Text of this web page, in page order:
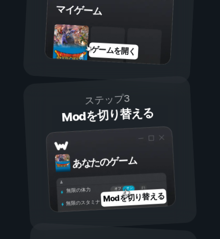
マイゲーム
ゲームを開く
ステップ3
Modを切り替える
あなたのゲーム
オン
オフ
無限の体力
無限のスタミナ Modを切り替える